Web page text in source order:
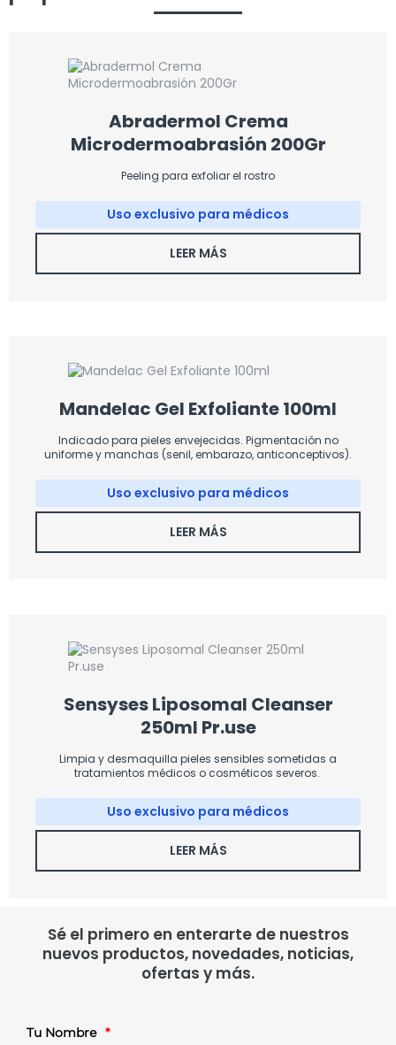
Abradermol Crema
Microdermoabrasión 200Gr
Peeling para exfoliar el rostro
Uso exclusivo para médicos
LEER MÁS
Mandelac Gel Exfoliante 100ml
Indicado para pieles envejecidas. Pigmentación no
uniforme y manchas (senil, embarazo, anticonceptivos).
Uso exclusivo para médicos
LEER MÁS
Sensyses Liposomal Cleanser
250ml Pr.use
Limpia y desmaquilla pieles sensibles sometidas a
tratamientos médicos o cosméticos severos.
Uso exclusivo para médicos
LEER MÁS
Sé el primero en enterarte de nuestros
nuevos productos, novedades, noticias,
ofertas y más.
Tu Nombre *